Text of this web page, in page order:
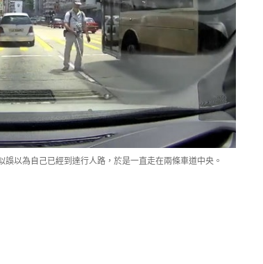
以為自己已經到達行人路，於是一直走在兩條車道中央。